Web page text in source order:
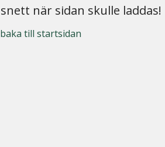
när sidan skulle laddas!
till startsidan